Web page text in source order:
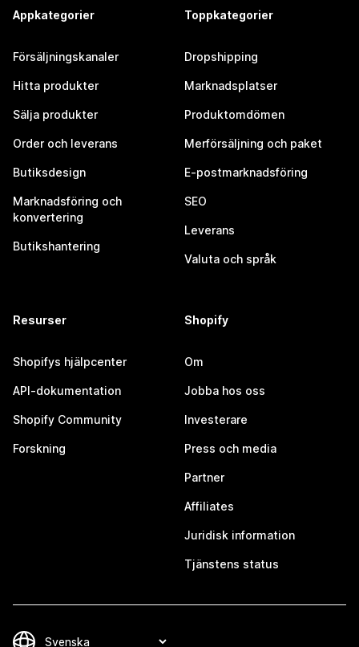
Appkategorier
Försäljningskanaler
Hitta produkter
Sälja produkter
Order och leverans
Butiksdesign
Marknadsföring och
konvertering
Butikshantering
Toppkategorier
Dropshipping
Marknadsplatser
Produktomdömen
Merförsäljning och paket
E-postmarknadsföring
SEO
Leverans
Valuta och språk
Resurser
Shopifys hjälpcenter
API-dokumentation
Shopify Community
Forskning
Shopify
Om
Jobba hos oss
Investerare
Press och media
Partner
Affiliates
Juridisk information
Tjänstens status